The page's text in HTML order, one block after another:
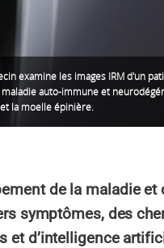
examine les images IRM d'un
auto-immune et
la moelle épinière.
de la maladie et
symptômes, des
et d’intelligence